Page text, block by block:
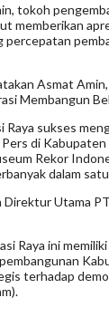
tokoh
memberikan
percepatan
Asmat
Membangun
Raya sukses
di Kabupaten
Rekor
dalam
Direktur Utama
Raya ini
terhadap